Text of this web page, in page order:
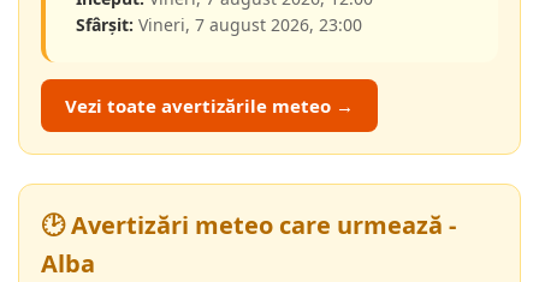
Sfârșit: Vineri, 7 august 2026, 23:00
Vezi toate avertizările meteo →
🕑 Avertizări meteo care urmează -
Alba